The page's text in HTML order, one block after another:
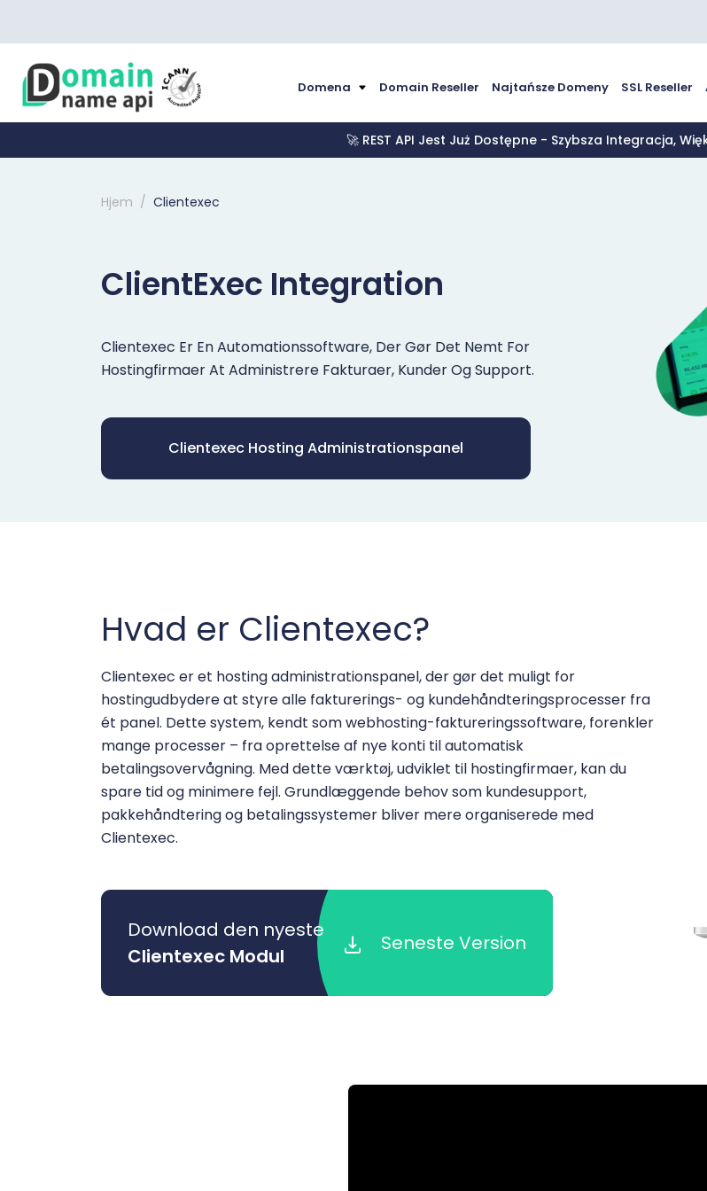
Domena Domain Reseller Najtańsze Domeny SSL Reseller
🚀 REST API Jest Już Dostępne - Szybsza Integracja,
Hjem Clientexec
ClientExec Integration
Clientexec Er En Automationssoftware, Der Gør Det Nemt For
Hostingfirmaer At Administrere Fakturaer, Kunder Og Support.
Clientexec Hosting Administrationspanel
Hvad er Clientexec?
Clientexec er et hosting administrationspanel, der gør det muligt for
hostingudbydere at styre alle fakturerings- og kundehåndteringsprocesser fra
ét panel. Dette system, kendt som webhosting-faktureringssoftware, forenkler
mange processer – fra oprettelse af nye konti til automatisk
betalingsovervågning. Med dette værktøj, udviklet til hostingfirmaer, kan du
spare tid og minimere fejl. Grundlæggende behov som kundesupport,
pakkehåndtering og betalingssystemer bliver mere organiserede med
Clientexec.
Download den nyeste
Clientexec Modul
Seneste Version